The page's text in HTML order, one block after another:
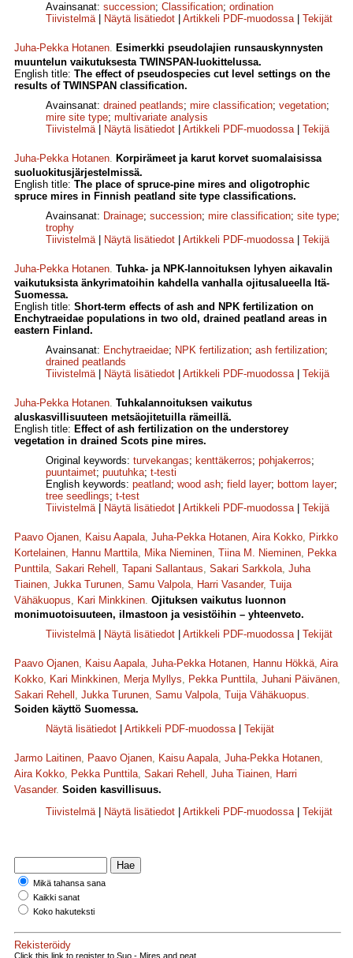
Avainsanat: succession; Classification; ordination
Tiivistelmä| Näytä lisätiedot Artikkeli PDF-muodossa| Tekijät
Juha-Pekka Hotanen. Esimerkki pseudolajien runsauskynnysten
muuntelun vaikutuksesta TWINSPAN-Iuokittelussa.
English title: The effect of pseudospecies cut level settings on the
results of TWINSPAN classification.
Avainsanat: drained peatlands; mire classification; vegetation;
mire site type; multi­variate analysis
Tiivistelmä| Näytä lisätiedot Artikkeli PDF-muodossa| Tekijä
Juha-Pekka Hotanen. Korpirämeet ja karut korvet suomalaisissa
suoluokitusjärjestelmissä.
English title: The place of spruce-pine mires and oligotrophic
spruce mires in Finnish peatland site type classifications.
Avainsanat: Drainage; succession; mire classification; site type;
trophy
Tiivistelmä| Näytä lisätiedot Artikkeli PDF-muodossa| Tekijä
Juha-Pekka Hotanen. Tuhka- ja NPK-lannoituksen lyhyen aikavalin
vaikutuksista änkyrimatoihin kahdella vanhalla ojitusalueella Itä-
Suomessa.
English title: Short-term effects of ash and NPK fertilization on
Enchytraeidae populations in two old, drained peatland areas in
eastern Finland.
Avainsanat: Enchytraeidae; NPK fertilization; ash fertilization;
drained peatlands
Tiivistelmä| Näytä lisätiedot Artikkeli PDF-muodossa| Tekijä
Juha-Pekka Hotanen. Tuhkalannoituksen vaikutus
aluskasvillisuuteen metsäojitetuilla rämeillä.
English title: Effect of ash fertilization on the understorey
vegetation in drained Scots pine mires.
Original keywords: turvekangas; kenttäkerros; pohjakerros;
puuntaimet; puutuhka; t-testi
English keywords: peatland; wood ash; field layer; bottom layer;
tree seedlings; t-test
Tiivistelmä| Näytä lisätiedot Artikkeli PDF-muodossa| Tekijä
Paavo Ojanen, Kaisu Aapala, Juha-Pekka Hotanen, Aira Kokko, Pirkko
Kortelainen, Hannu Marttila, Mika Nieminen, Tiina M. Nieminen, Pekka
Punttila, Sakari Rehell , Tapani Sallantaus, Sakari Sarkkola, Juha
Tiainen, Jukka Turunen, Samu Valpola, Harri Vasander, Tuija
Vähäkuopus, Kari Minkkinen. Ojituksen vaikutus luonnon
monimuotoisuuteen, ilmastoon ja vesistöihin – yhteenveto.
Tiivistelmä| Näytä lisätiedot Artikkeli PDF-muodossa| Tekijät
Paavo Ojanen, Kaisu Aapala, Juha-Pekka Hotanen, Hannu Hökkä, Aira
Kokko, Kari Minkkinen, Merja Myllys, Pekka Punttila, Juhani Päivänen,
Sakari Rehell , Jukka Turunen, Samu Valpola, Tuija Vähäkuopus.
Soiden käyttö Suomessa.
Näytä lisätiedot
Artikkeli PDF-muodossa| Tekijät
Jarmo Laitinen, Paavo Ojanen, Kaisu Aapala, Juha-Pekka Hotanen,
Aira Kokko, Pekka Punttila, Sakari Rehell , Juha Tiainen, Harri
Vasander. Soiden kasvillisuus.
Tiivistelmä| Näytä lisätiedot Artikkeli PDF-muodossa| Tekijät
Mikä tahansa sana
Kaikki sanat
Koko hakuteksti
Rekisteröidy
Click this link to register to Suo - Mires and peat.